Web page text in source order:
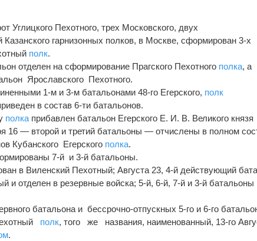
Углицкого Пехотного, трех Московского, двух
Казанского гарнизонных полков, в Москве, сформирован 3-х
полк.
отделен на сформирование Прагского Пехотного полка, а
Ярославского Пехотного.
1-м и 3-м батальонами 48-го Егерского, полк
в состав 6-ти батальонов.
полка прибавлен батальон Егерского Е. И. В. Великого князя
16 — второй и третий батальоны — отчислены в полном
Кубанского Егерского полка.
7-й и 3-й батальоны.
в Виленский Пехотный; Августа 23, 4-й действующий
и отделен в резервные войска; 5-й, 6-й, 7-й и 3-й батальоны
батальона и бессрочно-отпускных 5-го и 6-го
полк, того же названия, наименованный, 13-го
.